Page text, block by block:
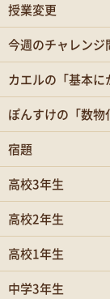
授業変更
今週のチャレンジ
カエルの「基本に
ぽんすけの「数物
宿題
高校3年生
高校2年生
高校1年生
中学3年生